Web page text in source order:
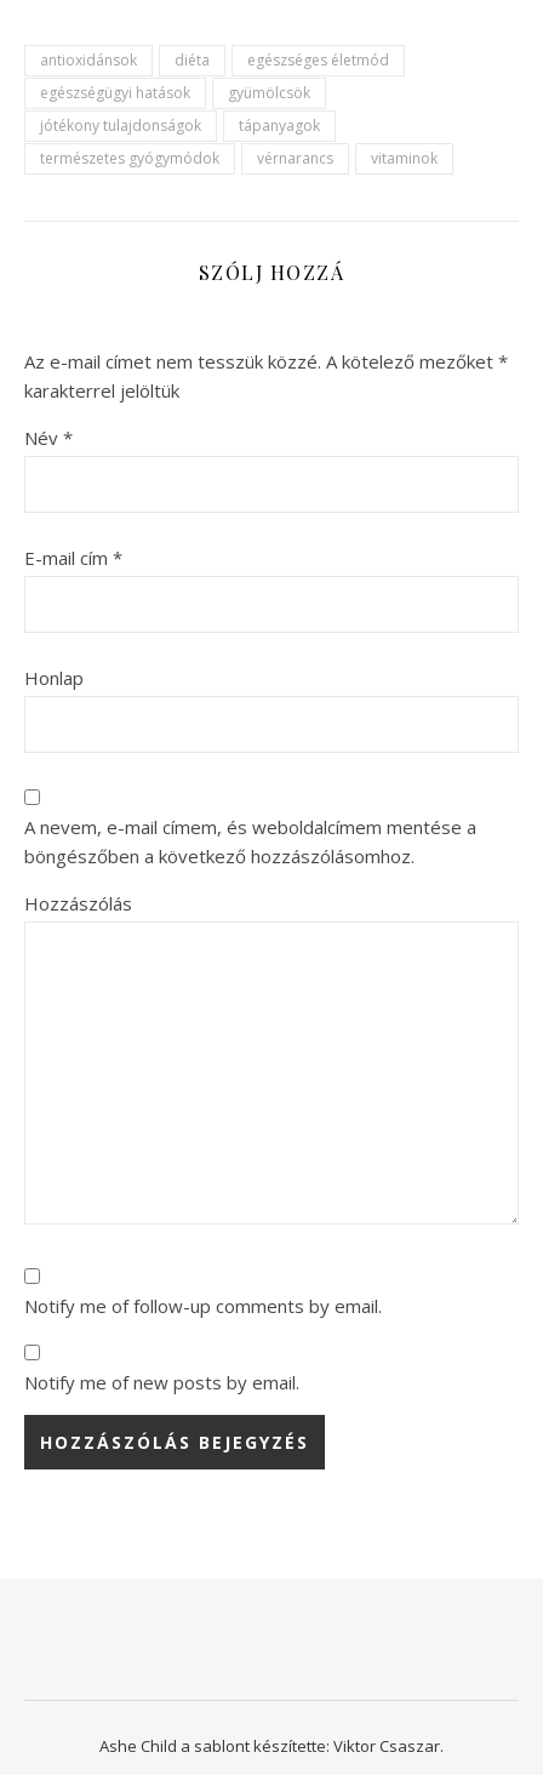
antioxidánsok diéta
egészséges életmód
egészségügyi hatások
gyümölcsök
jótékony tulajdonságok
tápanyagok
természetes gyógymódok
vérnarancs vitaminok
SZÓLJ HOZZÁ
Az e-mail címet nem tesszük közzé. A kötelező mezőket *
karakterrel jelöltük
Név *
E-mail cím *
Honlap
A nevem, e-mail címem, és weboldalcímem mentése a
böngészőben a következő hozzászólásomhoz.
Hozzászólás
Notify me of follow-up comments by email.
Notify me of new posts by email.
Ashe Child a sablont készítette: Viktor Csaszar.